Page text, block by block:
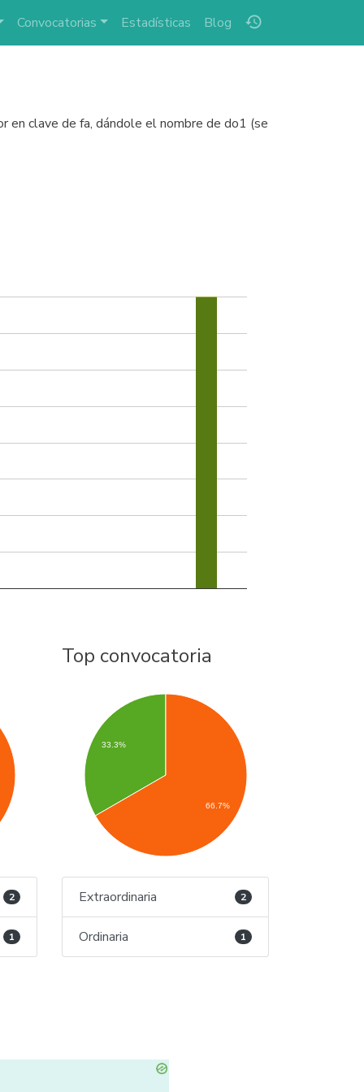
history
Convocatorias Estadísticas Blog
en clave de fa, dándole el nombre de do1 (se
2
1
Top convocatoria
33.3%
66.7%
Extraordinaria 2
Ordinaria 1